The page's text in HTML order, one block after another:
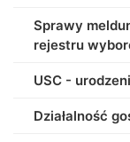
Sprawy
rejestru
USC -
Działalność